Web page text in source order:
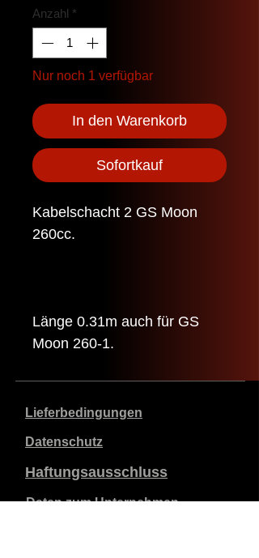
Anzahl *
Nur noch 1 verfügbar
In den Warenkorb
Sofortkauf
Kabelschacht 2 GS Moon
260cc.
Länge 0.31m auch für GS
Moon 260-1.
Lieferbedingungen
Datenschutz
Haftungsausschluss
Daten zum Unternehmen